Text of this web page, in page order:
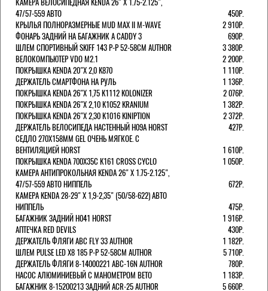
47/57-559 АВТО
450Р.
КРЫЛЬЯ ПОЛНОРАЗМЕРНЫЕ MUD MAX II M-WAVE
2 910Р.
ФОНАРЬ ЗАДНИЙ НА БАГАЖНИК A CADDY 3
690Р.
ШЛЕМ СПОРТИВНЫЙ SKIFF 143 Р-Р 52-58СМ AUTHOR
3 380Р.
ВЕЛОКОМПЬЮТЕР VDO M2.1
2 200Р.
ПОКРЫШКА KENDA 20"Х 2,0 K870
1 110Р.
ДЕРЖАТЕЛЬ СМАРТФОНА НА РУЛЬ
1 136Р.
ПОКРЫШКА KENDA 26"Х 1,75 K1112 KOLONIZER
2 076Р.
ПОКРЫШКА KENDA 26"Х 2,10 K1052 KRANIUM
1 382Р.
ПОКРЫШКА KENDA 26"Х 2,30 K1016 KINIPTION
2 372Р.
ДЕРЖАТЕЛЬ ВЕЛОСИПЕДА НАСТЕННЫЙ H09A HORST
427Р.
СЕДЛО 270Х158ММ GEL ОЧЕНЬ МЯГКОЕ. С
ВЕНТИЛЯЦИЕЙ HORST
1 610Р.
ПОКРЫШКА KENDA 700Х35С K161 CROSS CYCLO
1 050Р.
КАМЕРА АНТИПРОКОЛЬНАЯ KENDA 26" Х 1.75-2.125",
47/57-559 АВТО НИППЕЛЬ
672Р.
КАМЕРА KENDA 28-29" Х 1,9-2,35" (50/58-622) АВТО
НИППЕЛЬ
475Р.
БАГАЖНИК ЗАДНИЙ H041 HORST
1 916Р.
АПТЕЧКА RED DEVILS
430Р.
ДЕРЖАТЕЛЬ ФЛЯГИ АВС FLY 33 AUTHOR
1 182Р.
ШЛЕМ PULSE LED X8 185 Р-Р 52-58СМ AUTHOR
5 710Р.
ДЕРЖАТЕЛЬ ФЛЯГИ 8-14000221 ABC-16N AUTHOR
780Р.
НАСОС АЛЮМИНИЕВЫЙ С МАНОМЕТРОМ BETO
1 183Р.
БАГАЖНИК 8-15200213 ЗАДНИЙ ACR-25 AUTHOR
5 660Р.